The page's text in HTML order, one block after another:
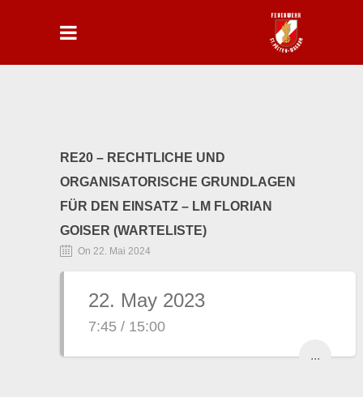
RE20 – RECHTLICHE UND
ORGANISATORISCHE GRUNDLAGEN
FÜR DEN EINSATZ – LM FLORIAN
GOISER (WARTELISTE)
On 22. Mai 2024
22. May 2023
7:45 / 15:00
...